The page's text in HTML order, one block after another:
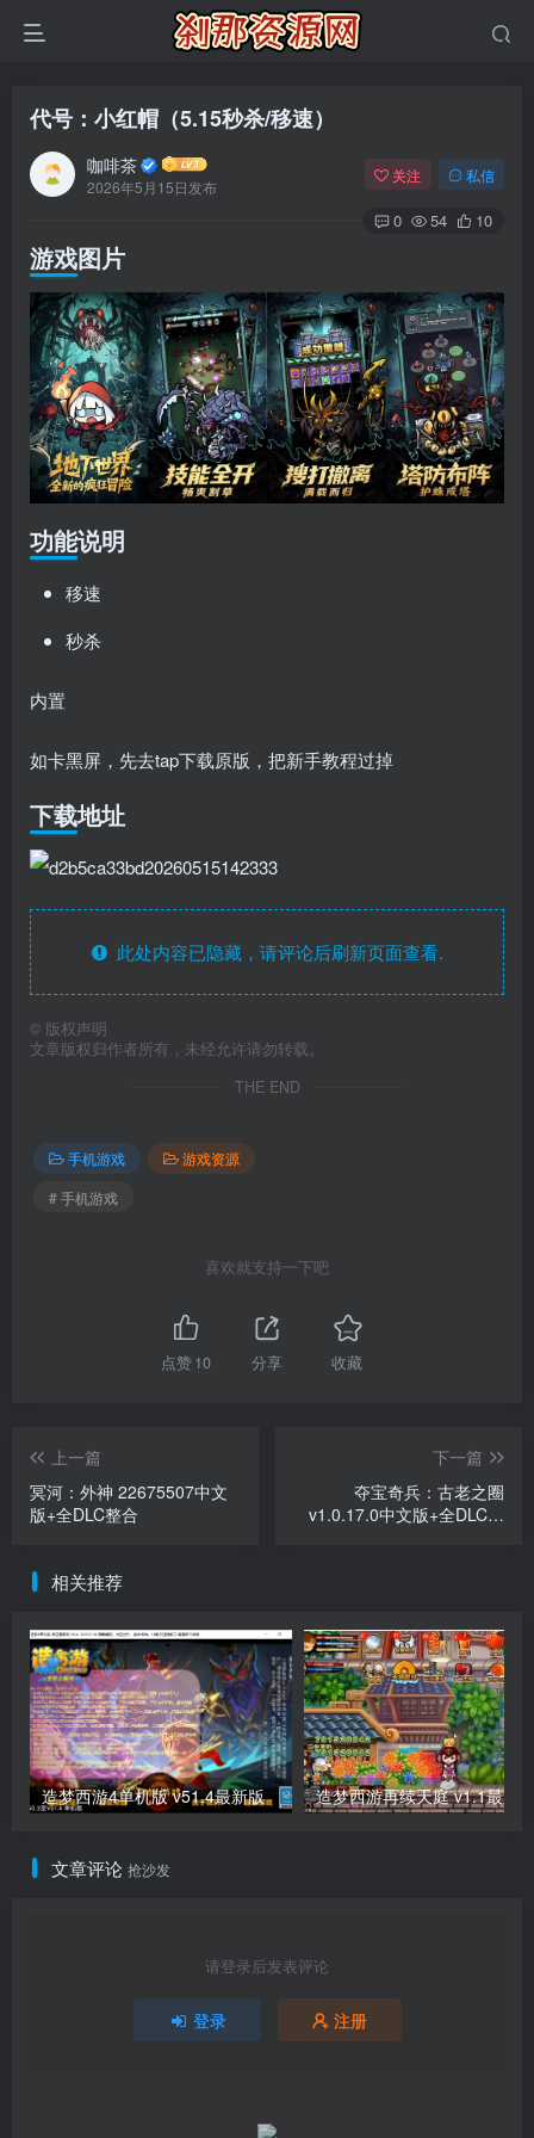
代号：小红帽（5.15秒杀/移速）
咖啡茶
2026年5月15日发布
关注 私信
0 54 10
游戏图片
功能说明
移速
秒杀
内置
如卡黑屏，先去tap下载原版，把新手教程过掉
下载地址
此处内容已隐藏，请评论后刷新页面查看.
© 版权声明
文章版权归作者所有，未经允许请勿转载。
THE END
手机游戏
游戏资源
# 手机游戏
喜欢就支持一下吧
点赞10 分享 收藏
上一篇
冥河：外神 22675507中文
版+全DLC整合
下一篇
夺宝奇兵：古老之圈
v1.0.17.0中文版+全DLC整
相关推荐
造梦西游4单机版 v51.4最新版 造梦西游再续天庭 v1.1最新
文章评论 抢沙发
请登录后发表评论
登录 注册